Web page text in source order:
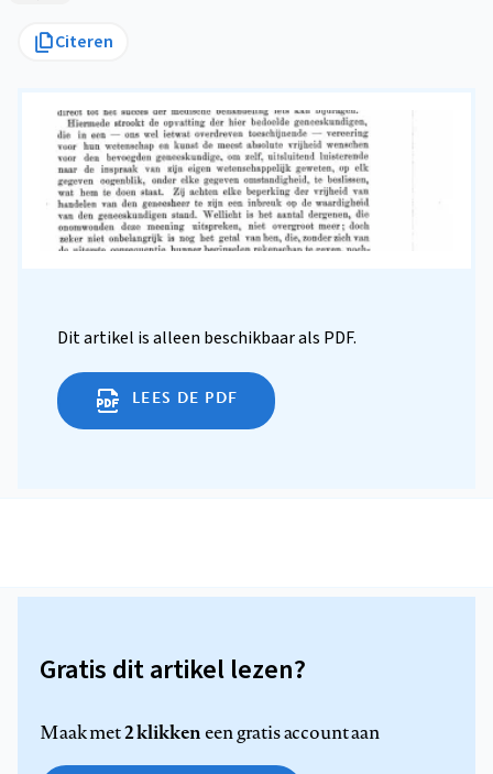
Citeren
Dit artikel is alleen beschikbaar als PDF.
LEES DE PDF
Gratis dit artikel lezen?
Maak met2 klikkeneen gratis account aan